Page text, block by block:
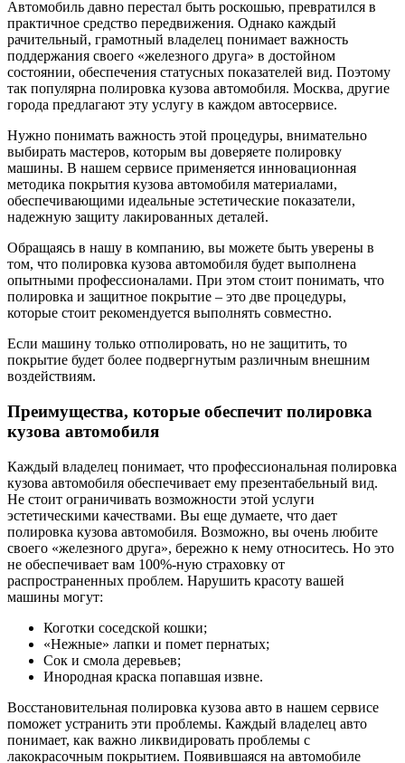
Автомобиль давно перестал быть роскошью, превратился в
практичное средство передвижения. Однако каждый
рачительный, грамотный владелец понимает важность
поддержания своего «железного друга» в достойном
состоянии, обеспечения статусных показателей вид. Поэтому
так популярна полировка кузова автомобиля. Москва, другие
города предлагают эту услугу в каждом автосервисе.
Нужно понимать важность этой процедуры, внимательно
выбирать мастеров, которым вы доверяете полировку
машины. В нашем сервисе применяется инновационная
методика покрытия кузова автомобиля материалами,
обеспечивающими идеальные эстетические показатели,
надежную защиту лакированных деталей.
Обращаясь в нашу в компанию, вы можете быть уверены в
том, что полировка кузова автомобиля будет выполнена
опытными профессионалами. При этом стоит понимать, что
полировка и защитное покрытие – это две процедуры,
которые стоит рекомендуется выполнять совместно.
Если машину только отполировать, но не защитить, то
покрытие будет более подвергнутым различным внешним
воздействиям.
Преимущества, которые обеспечит полировка
кузова автомобиля
Каждый владелец понимает, что профессиональная полировка
кузова автомобиля обеспечивает ему презентабельный вид.
Не стоит ограничивать возможности этой услуги
эстетическими качествами. Вы еще думаете, что дает
полировка кузова автомобиля. Возможно, вы очень любите
своего «железного друга», бережно к нему относитесь. Но это
не обеспечивает вам 100%-ную страховку от
распространенных проблем. Нарушить красоту вашей
машины могут:
Коготки соседской кошки;
«Нежные» лапки и помет пернатых;
Сок и смола деревьев;
Инородная краска попавшая извне.
Восстановительная полировка кузова авто в нашем сервисе
поможет устранить эти проблемы. Каждый владелец авто
понимает, как важно ликвидировать проблемы с
лакокрасочным покрытием. Появившаяся на автомобиле